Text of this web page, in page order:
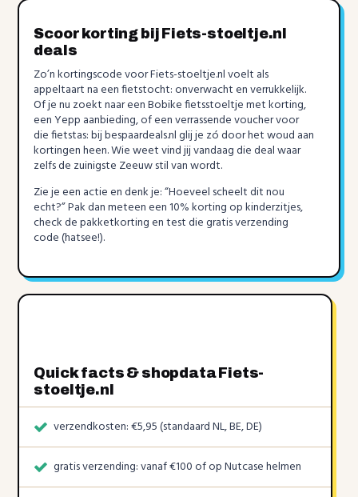
Scoor korting bij Fiets-stoeltje.nl
deals
Zo’n kortingscode voor Fiets-stoeltje.nl voelt als
appeltaart na een fietstocht: onverwacht en verrukkelijk.
Of je nu zoekt naar een Bobike fietsstoeltje met korting,
een Yepp aanbieding, of een verrassende voucher voor
die fietstas: bij bespaardeals.nl glij je zó door het woud aan
kortingen heen. Wie weet vind jij vandaag die deal waar
zelfs de zuinigste Zeeuw stil van wordt.
Zie je een actie en denk je: “Hoeveel scheelt dit nou
echt?” Pak dan meteen een 10% korting op kinderzitjes,
check de pakketkorting en test die gratis verzending
code (hatsee!).
Quick facts & shopdata Fiets-
stoeltje.nl
verzendkosten: €5,95 (standaard NL, BE, DE)
gratis verzending: vanaf €100 of op Nutcase helmen